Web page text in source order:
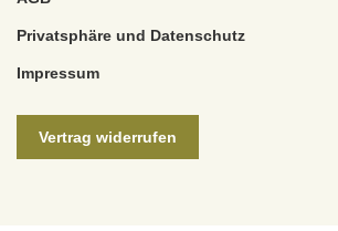
Privatsphäre und Datenschutz
Impressum
Vertrag widerrufen